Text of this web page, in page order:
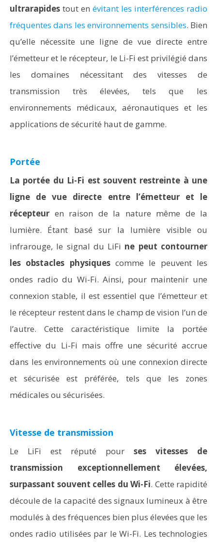
ultrarapides tout en évitant les interférences radio
fréquentes dans les environnements sensibles. Bien
qu’elle nécessite une ligne de vue directe entre
l’émetteur et le récepteur, le Li-Fi est privilégié dans
les domaines nécessitant des vitesses de
transmission très élevées, tels que les
environnements médicaux, aéronautiques et les
applications de sécurité haut de gamme.
Portée
La portée du Li-Fi est souvent restreinte à une
ligne de vue directe entre l’émetteur et le
récepteur en raison de la nature même de la
lumière. Étant basé sur la lumière visible ou
infrarouge, le signal du LiFi ne peut contourner
les obstacles physiquescomme le peuvent les
ondes radio du Wi-Fi. Ainsi, pour maintenir une
connexion stable, il est essentiel que l’émetteur et
le récepteur restent dans le champ de vision l’un de
l’autre. Cette caractéristique limite la portée
effective du Li-Fi mais offre une sécurité accrue
dans les environnements où une connexion directe
et sécurisée est préférée, tels que les zones
médicales ou sécurisées.
Vitesse de transmission
Le LiFi est réputé pour ses vitesses de
transmission exceptionnellement élevées,
surpassant souvent celles du Wi-Fi. Cette rapidité
découle de la capacité des signaux lumineux à être
modulés à des fréquences bien plus élevées que les
ondes radio utilisées par le Wi-Fi. Les technologies